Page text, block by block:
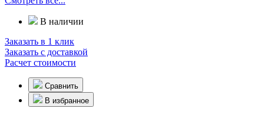
В наличии
Заказать в 1 клик
Заказать с доставкой
Расчет стоимости
Сравнить
В избранное